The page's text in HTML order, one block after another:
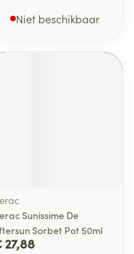
Niet beschikbaar
Sunissime De
Sorbet Pot 50ml
27,88